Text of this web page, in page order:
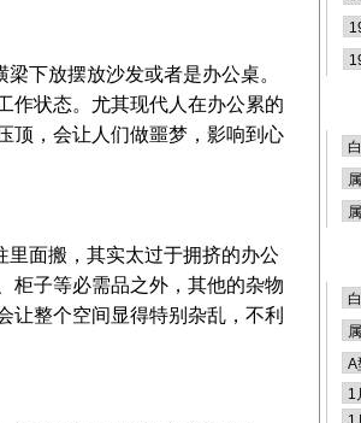
下放摆放沙发或者是办公桌。
作状态。尤其现代人在办公累的
顶，会让人们做噩梦，影响到心
面搬，其实太过于拥挤的办公
柜子等必需品之外，其他的杂物
让整个空间显得特别杂乱，不利